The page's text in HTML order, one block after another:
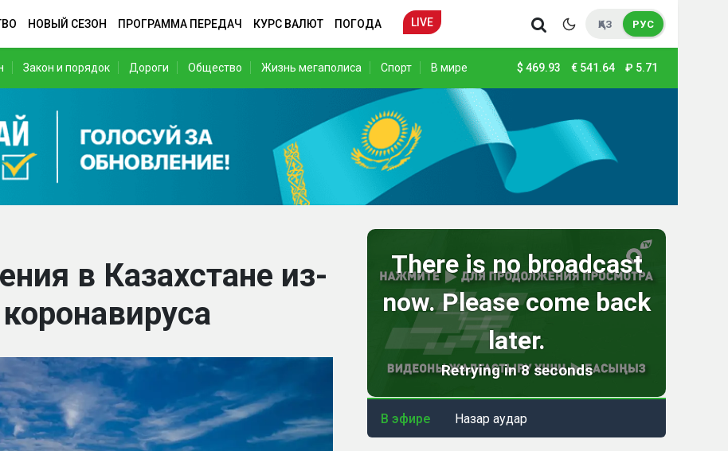
НОВЫЙ СЕЗОН ПРОГРАММА ПЕРЕДАЧ КУРС ВАЛЮТ ПОГОДА LIVE ҚАЗ РУС
Закон и порядок Дороги Общество Жизнь мегаполиса Спорт В мире $ 469.93 € 541.64 ₽ 5.71
в Казахстане из-
В эфире Назар аудар